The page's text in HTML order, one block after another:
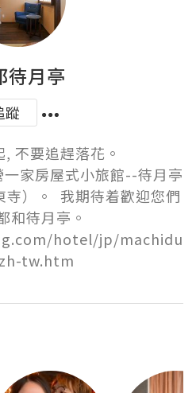
待月亭
蹤
不要追趕落花。
家房屋式小旅館--待月亭
寺）。  我期待着歡迎您們
和待月亭。
hotel/jp/machidu
tw.htm